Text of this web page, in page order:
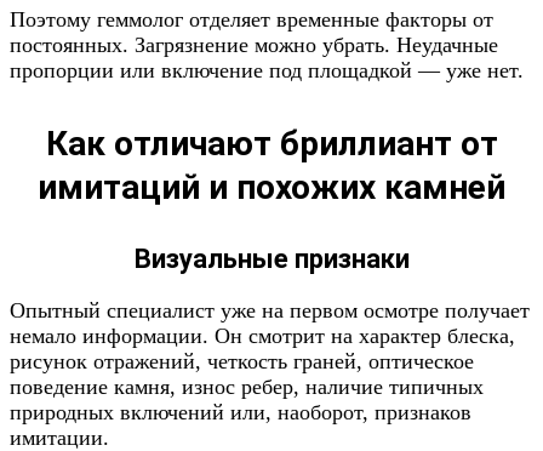
Поэтому геммолог отделяет временные факторы от
постоянных. Загрязнение можно убрать. Неудачные
пропорции или включение под площадкой — уже нет.
Как отличают бриллиант от
имитаций и похожих камней
Визуальные признаки
Опытный специалист уже на первом осмотре получает
немало информации. Он смотрит на характер блеска,
рисунок отражений, четкость граней, оптическое
поведение камня, износ ребер, наличие типичных
природных включений или, наоборот, признаков
имитации.